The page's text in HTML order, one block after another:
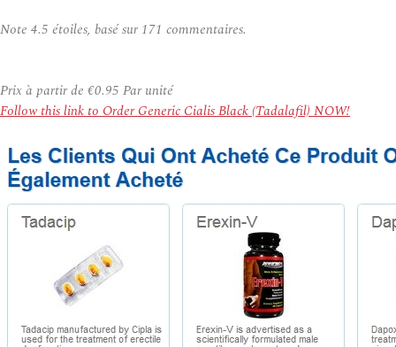
Note 4.5 étoiles, basé sur 171 commentaires.
Prix à partir de €0.95 Par unité
Follow this link to Order Generic Cialis Black (Tadalafil) NOW!